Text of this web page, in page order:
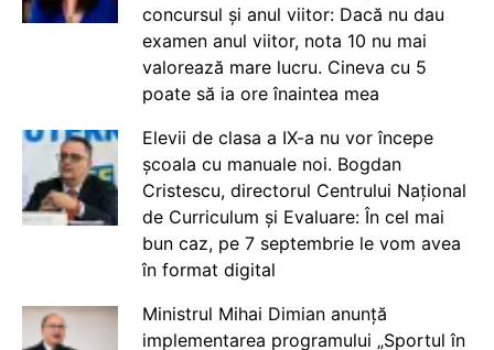
concursul și anul viitor: Dacă nu dau
examen anul viitor, nota 10 nu mai
valorează mare lucru. Cineva cu 5
poate să ia ore înaintea mea
Elevii de clasa a IX-a nu vor începe
școala cu manuale noi. Bogdan
Cristescu, directorul Centrului Național
de Curriculum și Evaluare: În cel mai
bun caz, pe 7 septembrie le vom avea
în format digital
Ministrul Mihai Dimian anunță
implementarea programului „Sportul în